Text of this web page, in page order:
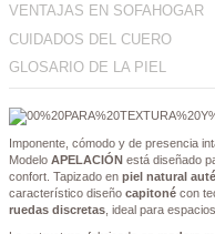
VENTAJAS EN SOFAHOGAR
CUIDADOS DEL CUERO
GLOSARIO DE LA PIEL
Imponente, cómodo y de presencia
ModeloAPELACIÓN está diseñado
confort. Tapizado enpiel natural
característico diseñocapitoné con
ruedas discretas , ideal para